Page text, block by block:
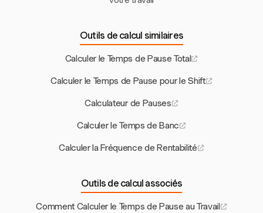
Outils de calcul similaires
Calculer le Temps de Pause Total
Calculer le Temps de Pause pour le Shift
Calculateur de Pauses
Calculer le Temps de Banc
Calculer la Fréquence de Rentabilité
Outils de calcul associés
Comment Calculer le Temps de Pause au Travail